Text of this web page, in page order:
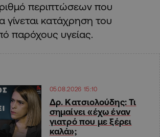
περιπτώσεων που
γίνεται κατάχρηση του
παρόχους υγείας.
05.08.2026 15:10
Δρ. Κατσιολούδης: Τι
σημαίνει «έχω έναν
γιατρό που με ξέρει
καλά»;